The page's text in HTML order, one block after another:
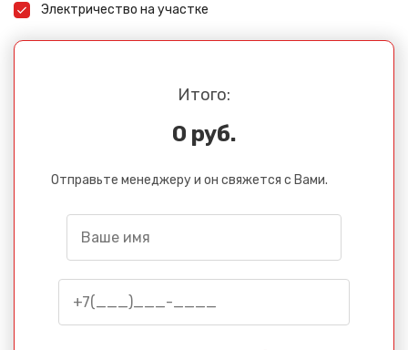
Электричество на участке
Итого:
0 руб.
Отправьте менеджеру и он свяжется с Вами.